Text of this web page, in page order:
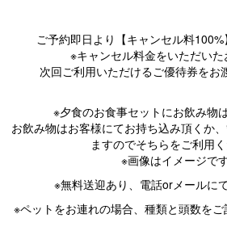
ご予約即日より【キャンセル料100%
※キャンセル料金をいただいた
次回ご利用いただけるご優待券をお
※夕食のお食事セットにお飲み物
お飲み物はお客様にてお持ち込み頂くか
ますのでそちらをご利用く
※画像はイメージです
※無料送迎あり、電話orメールに
※ペットをお連れの場合、種類と頭数をご